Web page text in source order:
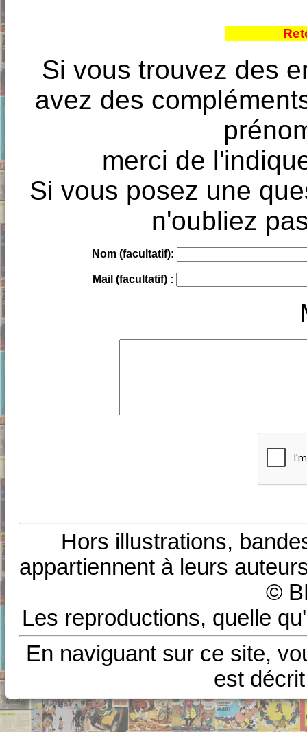
Si vous trouvez des
avez des
merci de
Si vous posez une
n'oubliez
Nom (facultatif):
Mail (facultatif) :
Hors illustrations,
appartiennent à leurs
©
Les reproductions, quelle
En naviguant sur ce site,
est